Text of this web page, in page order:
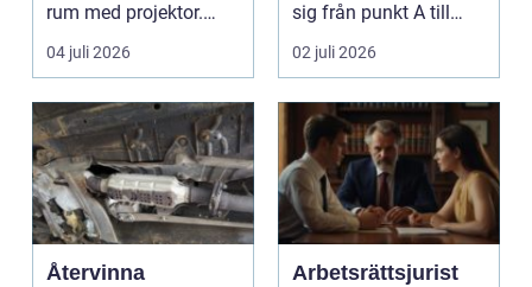
rum med projektor.
Företag letar efter
plats...
04 juli 2026
sig från punkt A till
punkt B. M...
02 juli 2026
Återvinna
Arbetsrättsjurist